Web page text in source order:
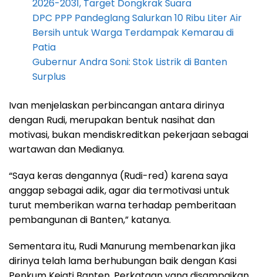
2026-2031, Target Dongkrak Suara
DPC PPP Pandeglang Salurkan 10 Ribu Liter Air
Bersih untuk Warga Terdampak Kemarau di
Patia
Gubernur Andra Soni: Stok Listrik di Banten
Surplus
Ivan menjelaskan perbincangan antara dirinya
dengan Rudi, merupakan bentuk nasihat dan
motivasi, bukan mendiskreditkan pekerjaan sebagai
wartawan dan Medianya.
“Saya keras dengannya (Rudi-red) karena saya
anggap sebagai adik, agar dia termotivasi untuk
turut memberikan warna terhadap pemberitaan
pembangunan di Banten,” katanya.
Sementara itu, Rudi Manurung membenarkan jika
dirinya telah lama berhubungan baik dengan Kasi